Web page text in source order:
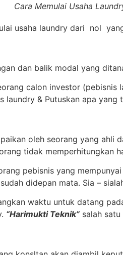
Laundry
usaha laundry dari nol
dan balik modal yang
calon investor
laundry & Putuskan apa
oleh seorang yang ahli
tidak memperhitungkan
pebisnis yang
didepan mata. Sia –
waktu untuk datang
“Harimukti Teknik” salah